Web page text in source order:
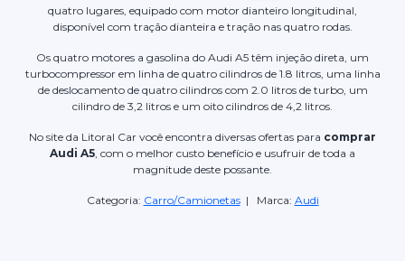
quatro lugares, equipado com motor dianteiro longitudinal,
disponível com tração dianteira e tração nas quatro rodas.
Os quatro motores a gasolina do Audi A5 têm injeção direta, um
turbocompressor em linha de quatro cilindros de 1.8 litros, uma linha
de deslocamento de quatro cilindros com 2.0 litros de turbo, um
cilindro de 3,2 litros e um oito cilindros de 4,2 litros.
No site da Litoral Car você encontra diversas ofertas para comprar
Audi A5 , com o melhor custo benefício e usufruir de toda a
magnitude deste possante.
Categoria: Carro/Camionetas| Marca: Audi